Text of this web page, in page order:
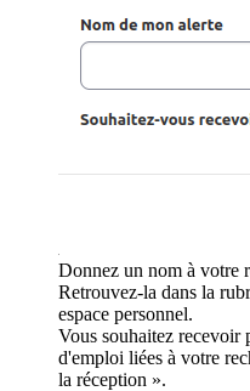
Donnez un nom à votre
Retrouvez-la dans la
espace personnel.
Vous souhaitez recevoir
d'emploi liées à votre
la réception ».